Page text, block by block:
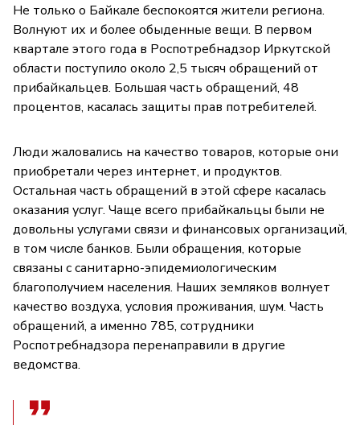
Не только о Байкале беспокоятся жители региона.
Волнуют их и более обыденные вещи. В первом
квартале этого года в Роспотребнадзор Иркутской
области поступило около 2,5 тысяч обращений от
прибайкальцев. Большая часть обращений, 48
процентов, касалась защиты прав потребителей.
Люди жаловались на качество товаров, которые они
приобретали через интернет, и продуктов.
Остальная часть обращений в этой сфере касалась
оказания услуг. Чаще всего прибайкальцы были не
довольны услугами связи и финансовых организаций,
в том числе банков. Были обращения, которые
связаны с санитарно-эпидемиологическим
благополучием населения. Наших земляков волнует
качество воздуха, условия проживания, шум. Часть
обращений, а именно 785, сотрудники
Роспотребнадзора перенаправили в другие
ведомства.